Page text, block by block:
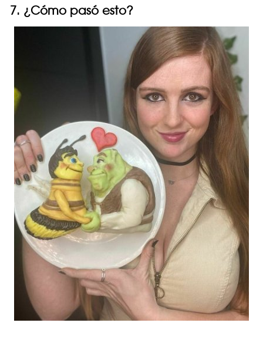
7. ¿Cómo pasó esto?